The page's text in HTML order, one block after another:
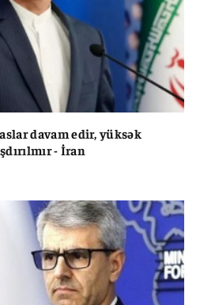
davam edir, yüksək
- İran